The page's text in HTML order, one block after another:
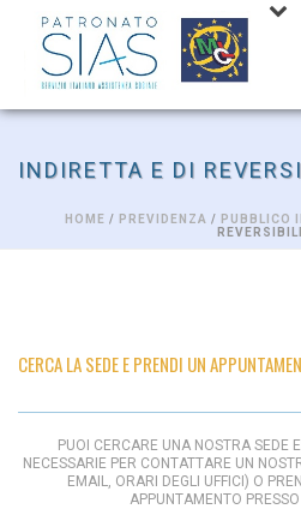
INDIRETTA E DI
HOME / PREVIDENZA / PUBBLICO
CERCA LA SEDE E PRENDI UN
PUOI CERCARE UNA NOSTRA SEDE
NECESSARIE PER CONTATTARE UN
EMAIL, ORARI DEGLI UFFICI) O
APPUNTAMENTO